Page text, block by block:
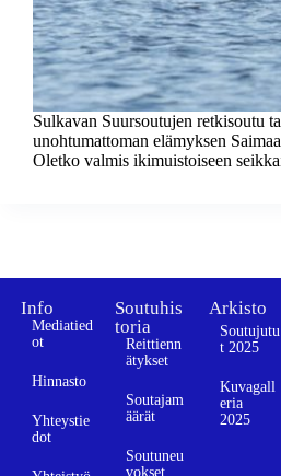
Sulkavan Suursoutujen retkisoutu
unohtumattoman elämyksen
Oletko valmis ikimuistoiseen
Info
Mediatied
ot
Hinnasto
Yhteystie
dot
Soutuhis
toria
Reittienn
ätykset
Soutajam
äärät
Soutuneu
vokset
Arkisto
Soutujutu
t 2025
Kuvagall
eria
2025